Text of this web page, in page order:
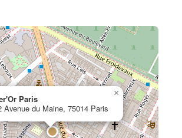
Paris
Avenue du Maine, 75014 Paris
×